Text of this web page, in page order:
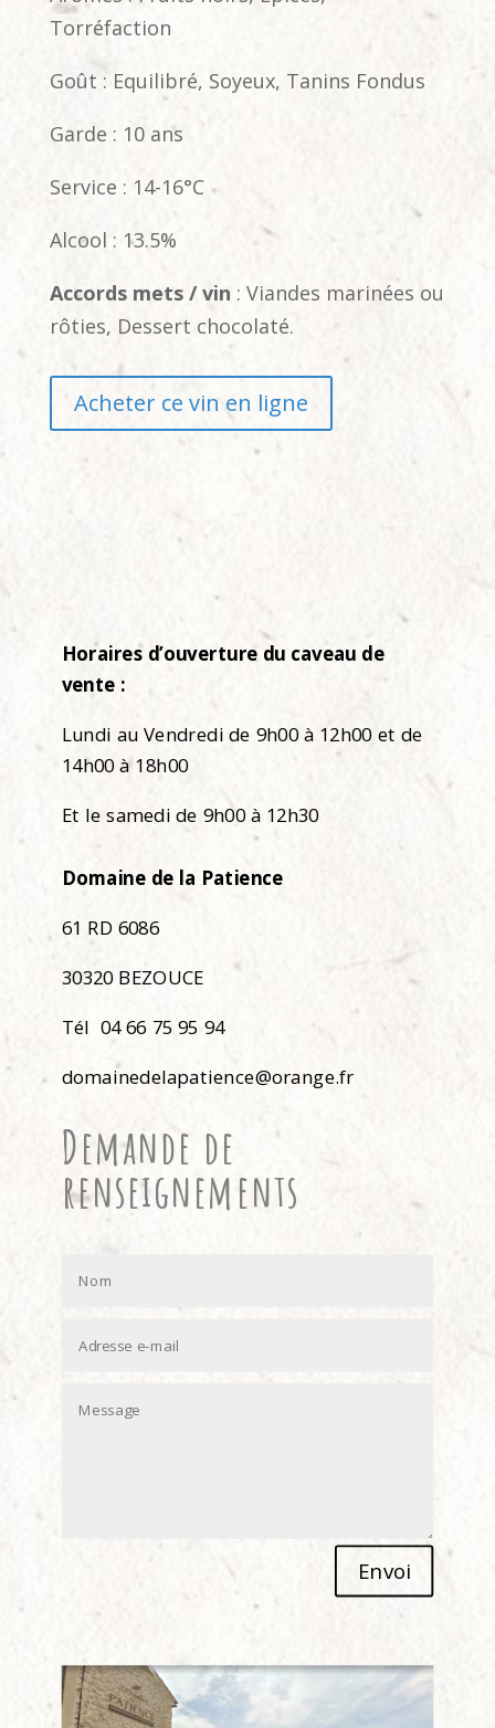
Torréfaction
Goût : Equilibré, Soyeux, Tanins Fondus
Garde : 10 ans
Service : 14-16°C
Alcool : 13.5%
Accords mets / vin : Viandes marinées ou
rôties, Dessert chocolaté.
Acheter ce vin en ligne
Horaires d’ouverture du caveau de
vente :
Lundi au Vendredi de 9h00 à 12h00 et de
14h00 à 18h00
Et le samedi de 9h00 à 12h30
Domaine de la Patience
61 RD 6086
30320 BEZOUCE
Tél 04 66 75 95 94
domainedelapatience@orange.fr
Demande de
renseignements
Envoi
Alternative: